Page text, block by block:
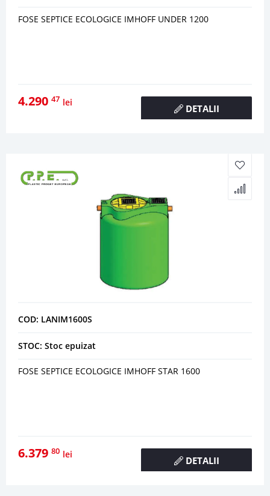
FOSE SEPTICE ECOLOGICE IMHOFF UNDER 1200
4.290 47 lei
DETALII
COD: LANIM1600S
STOC: Stoc epuizat
FOSE SEPTICE ECOLOGICE IMHOFF STAR 1600
6.379 80 lei
DETALII